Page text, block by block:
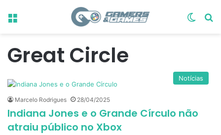
Menu
Great Circle
Notícias
Marcelo Rodrigues 28/04/2025
Indiana Jones e o Grande Círculo não
atraiu público no Xbox